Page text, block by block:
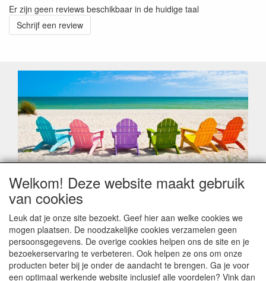
Er zijn geen reviews beschikbaar in de huidige taal
Schrijf een review
Geachte klant,
Zoals elk jaar zorgt de verlofperiode, naast een hoop
leveringsproblemen.
Sommige fabrikanten sluiten of werken met een
vakantiebezetting.
Bestellingen die vanaf +/- 15 juli geplaatst worden kunnen
hierdoor vertraging oplopen. Wanneer die voorradig is en alle
Welkom! Deze website maakt gebruik
van cookies
Leuk dat je onze site bezoekt. Geef hier aan welke cookies we
mogen plaatsen. De noodzakelijke cookies verzamelen geen
persoonsgegevens. De overige cookies helpen ons de site en je
bezoekerservaring te verbeteren. Ook helpen ze ons om onze
producten beter bij je onder de aandacht te brengen. Ga je voor
een optimaal werkende website inclusief alle voordelen? Vink dan